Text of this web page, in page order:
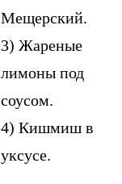
Мещерский.
3) Жареные
лимоны под
соусом.
4) Кишмиш в
уксусе.